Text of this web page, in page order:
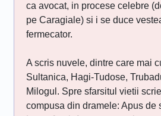
ca avocat, in procese celebre
pe Caragiale) si i se duce
fermecator.
A scris nuvele, dintre care mai
Sultanica, Hagi-Tudose,
Milogul. Spre sfarsitul vietii
compusa din dramele: Apus de